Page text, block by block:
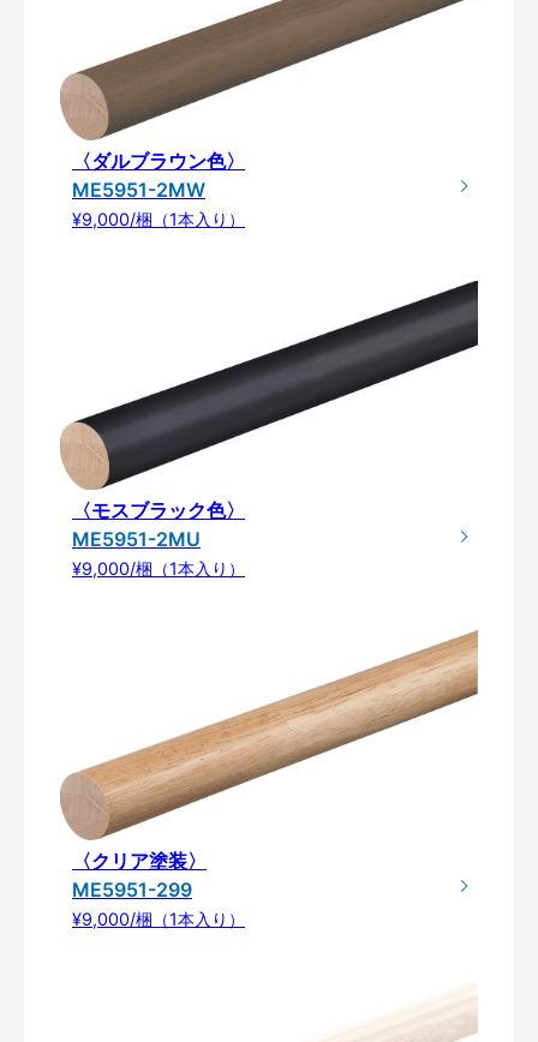
〈ダルブラウン色〉
ME5951-2MW
¥9,000/梱（1本入り）
〈モスブラック色〉
ME5951-2MU
¥9,000/梱（1本入り）
〈クリア塗装〉
ME5951-299
¥9,000/梱（1本入り）